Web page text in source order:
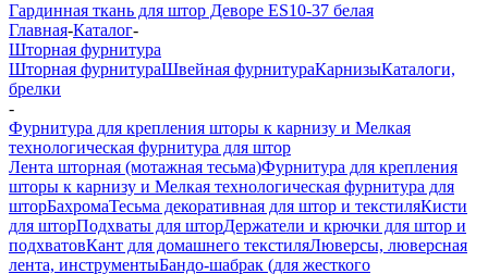
Гардинная ткань для штор Деворе ES10-37 белая
Главная-Каталог-
Шторная фурнитура
Шторная фурнитураШвейная фурнитураКарнизыКаталоги,
брелки
-
Фурнитура для крепления шторы к карнизу и Мелкая
технологическая фурнитура для штор
Лента шторная (мотажная тесьма)Фурнитура для крепления
шторы к карнизу и Мелкая технологическая фурнитура для
шторБахромаТесьма декоративная для штор и текстиляКисти
для шторПодхваты для шторДержатели и крючки для штор и
подхватовКант для домашнего текстиляЛюверсы, люверсная
лента, инструментыБандо-шабрак (для жесткого